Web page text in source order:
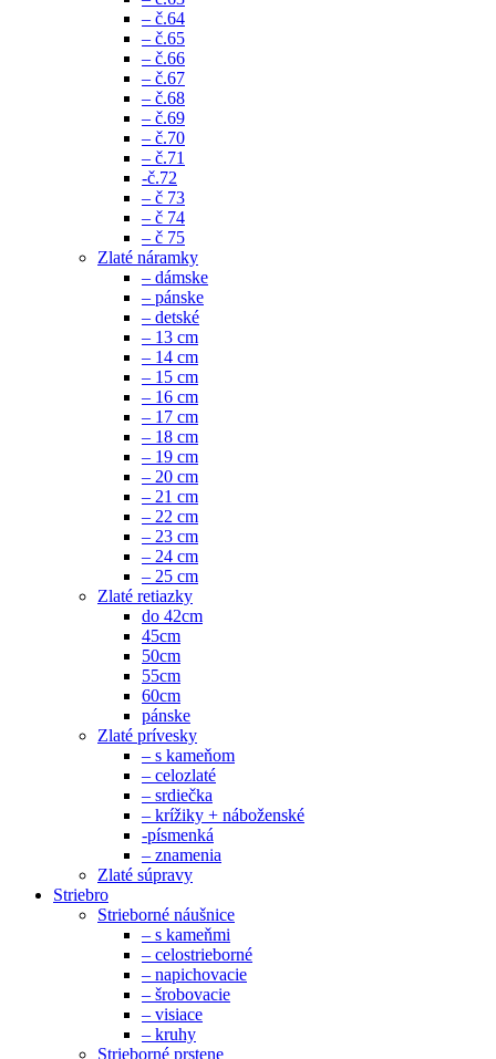
– č.64
– č.65
– č.66
– č.67
– č.68
– č.69
– č.70
– č.71
-č.72
– č 73
– č 74
– č 75
Zlaté náramky
– dámske
– pánske
– detské
– 13 cm
– 14 cm
– 15 cm
– 16 cm
– 17 cm
– 18 cm
– 19 cm
– 20 cm
– 21 cm
– 22 cm
– 23 cm
– 24 cm
– 25 cm
Zlaté retiazky
do 42cm
45cm
50cm
55cm
60cm
pánske
Zlaté prívesky
– s kameňom
– celozlaté
– srdiečka
– krížiky + náboženské
-písmenká
– znamenia
Zlaté súpravy
Striebro
Strieborné náušnice
– s kameňmi
– celostrieborné
– napichovacie
– šrobovacie
– visiace
– kruhy
Strieborné prstene